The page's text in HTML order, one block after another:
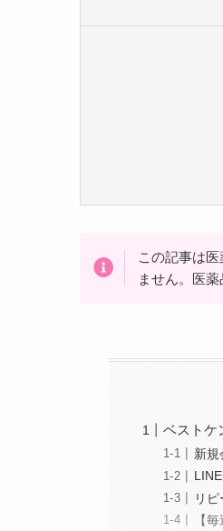
この記事は
ません。医
ベストケ
新規
リピ
【